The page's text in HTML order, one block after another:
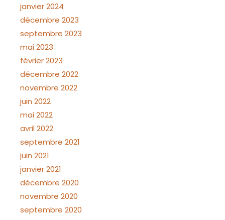
janvier 2024
décembre 2023
septembre 2023
mai 2023
février 2023
décembre 2022
novembre 2022
juin 2022
mai 2022
avril 2022
septembre 2021
juin 2021
janvier 2021
décembre 2020
novembre 2020
septembre 2020